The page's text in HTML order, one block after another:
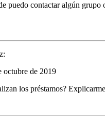
puedo contactar algún grupo
octubre de 2019
los préstamos?